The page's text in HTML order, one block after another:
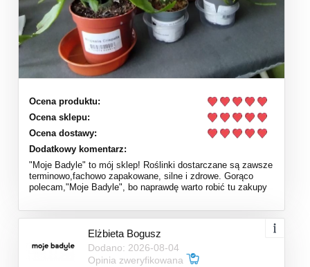
Ocena produktu:
Ocena sklepu:
Ocena dostawy:
Dodatkowy komentarz:
"Moje Badyle" to mój sklep! Roślinki dostarczane są zawsze
terminowo,fachowo zapakowane, silne i zdrowe. Gorąco
polecam,"Moje Badyle", bo naprawdę warto robić tu zakupy
Elżbieta Bogusz
Dodano: 2026-08-04
Opinia zweryfikowana